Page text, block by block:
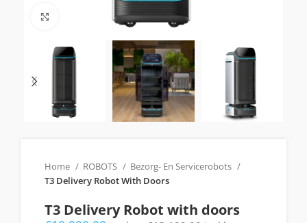
Click to enlarge
Home ROBOTS
Bezorg- En Servicerobots
T3 Delivery Robot With Doors
T3 Delivery Robot with doors